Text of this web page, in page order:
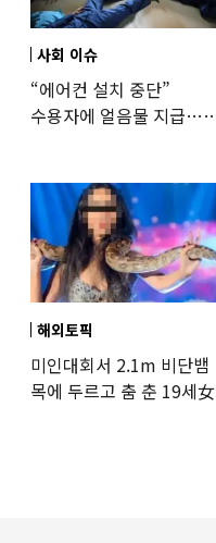
사회 이슈
“에어컨 설치 중단”
수용자에 얼음물 지급…
해외토픽
미인대회서 2.1m 비단뱀
목에 두르고 춤 춘 19세女